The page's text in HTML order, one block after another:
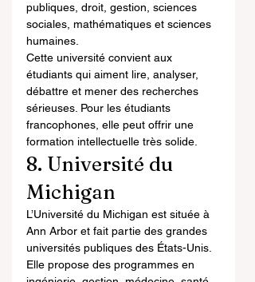
publiques, droit, gestion, sciences
sociales, mathématiques et sciences
humaines.
Cette université convient aux
étudiants qui aiment lire, analyser,
débattre et mener des recherches
sérieuses. Pour les étudiants
francophones, elle peut offrir une
formation intellectuelle très solide.
8. Université du
Michigan
L’Université du Michigan est située à
Ann Arbor et fait partie des grandes
universités publiques des États-Unis.
Elle propose des programmes en